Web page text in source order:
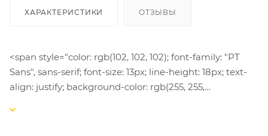
ХАРАКТЕРИСТИКИ ОТЗЫВЫ
<span style="color: rgb(102, 102, 102); font-family: "PT
Sans", sans-serif; font-size: 13px; line-height: 18px; text-
align: justify; background-color: rgb(255, 255,